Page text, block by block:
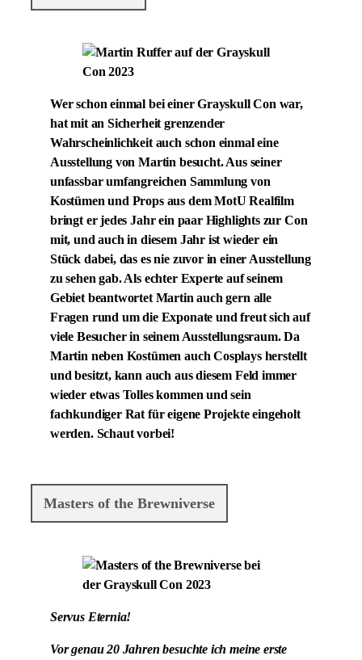
Wer schon einmal bei einer Grayskull Con war,
hat mit an Sicherheit grenzender
Wahrscheinlichkeit auch schon einmal eine
Ausstellung von Martin besucht. Aus seiner
unfassbar umfangreichen Sammlung von
Kostümen und Props aus dem MotU Realfilm
bringt er jedes Jahr ein paar Highlights zur Con
mit, und auch in diesem Jahr ist wieder ein
Stück dabei, das es nie zuvor in einer Ausstellung
zu sehen gab. Als echter Experte auf seinem
Gebiet beantwortet Martin auch gern alle
Fragen rund um die Exponate und freut sich auf
viele Besucher in seinem Ausstellungsraum. Da
Martin neben Kostümen auch Cosplays herstellt
und besitzt, kann auch aus diesem Feld immer
wieder etwas Tolles kommen und sein
fachkundiger Rat für eigene Projekte eingeholt
werden. Schaut vorbei!
Masters of the Brewniverse
Servus Eternia!
Vor genau 20 Jahren besuchte ich meine erste